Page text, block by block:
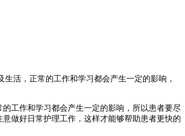
活，正常的工作和学习都会产生一定的影响，
工作和学习都会产生一定的影响，所以患者要尽
做好日常护理工作，这样才能够帮助患者更快的